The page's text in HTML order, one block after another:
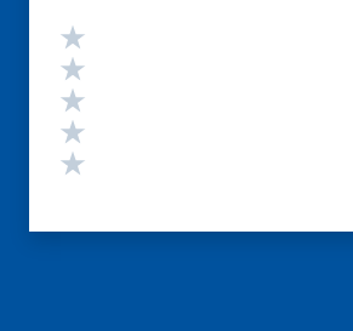
Valutazione